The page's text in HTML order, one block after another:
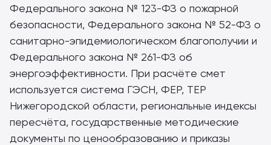
Федерального закона № 123-ФЗ о пожарной
безопасности, Федерального закона № 52-ФЗ о
санитарно-эпидемиологическом благополучии и
Федерального закона № 261-ФЗ об
энергоэффективности. При расчёте смет
используется система ГЭСН, ФЕР, ТЕР
Нижегородской области, региональные индексы
пересчёта, государственные методические
документы по ценообразованию и приказы